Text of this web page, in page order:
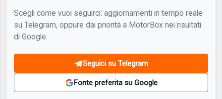
Scegli come vuoi seguirci: aggiornamenti in tempo reale
su Telegram, oppure dai priorità a MotorBox nei risultati
di Google.
Seguici su Telegram
Fonte preferita su Google